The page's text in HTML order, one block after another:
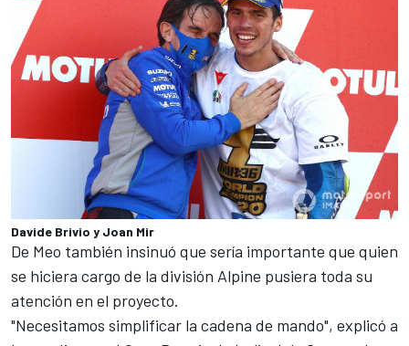
Davide Brivio y Joan Mir
De Meo también insinuó que sería importante que quien
se hiciera cargo de la división Alpine pusiera toda su
atención en el proyecto.
"Necesitamos simplificar la cadena de mando", explicó a